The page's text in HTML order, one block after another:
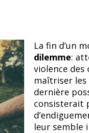
La fin d’un
dilemme:
violence des
maîtriser les
dernière
consisterait
leur semble